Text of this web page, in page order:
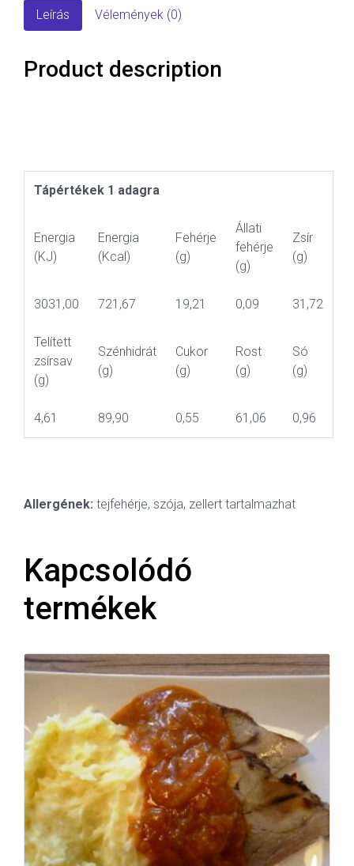
Leírás Vélemények (0)
Product description
Tápértékek 1 adagra
Energia
(KJ)
Energia
(Kcal)
Fehérje
(g)
Állati
fehérje
(g)
Zsír
(g)
3031,00 721,67 19,21 0,09 31,72
Telített
zsírsav
(g)
Szénhidrát
(g)
Cukor
(g)
Rost
(g)
Só
(g)
4,61 89,90 0,55 61,06 0,96
Allergének: tejfehérje, szója, zellert tartalmazhat
Kapcsolódó
termékek